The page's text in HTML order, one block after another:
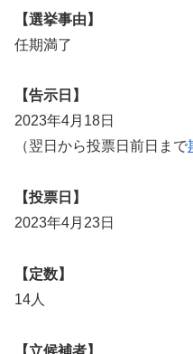
【選挙事由】
任期満了
【告示日】
2023年4月18日
（翌日から投票日前日まで
【投票日】
2023年4月23日
【定数】
14人
【立候補者】